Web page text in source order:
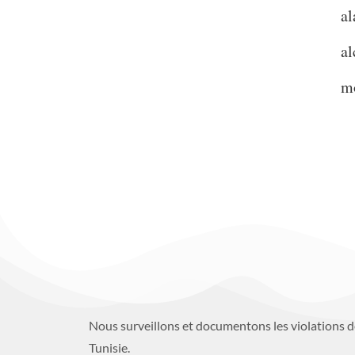
Nous surveillons et documentons les violations
Tunisie.